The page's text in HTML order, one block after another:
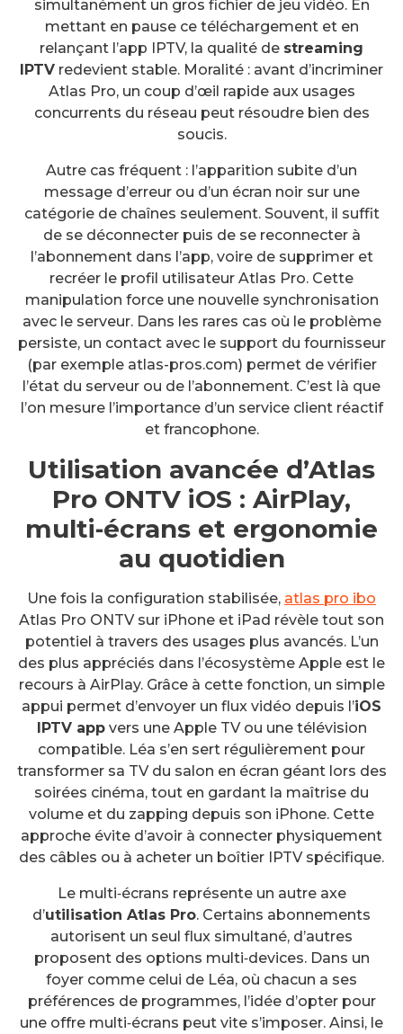
simultanément un gros fichier de jeu vidéo. En
mettant en pause ce téléchargement et en
relançant l’app IPTV, la qualité de streaming
IPTV redevient stable. Moralité : avant d’incriminer
Atlas Pro, un coup d’œil rapide aux usages
concurrents du réseau peut résoudre bien des
soucis.
Autre cas fréquent : l’apparition subite d’un
message d’erreur ou d’un écran noir sur une
catégorie de chaînes seulement. Souvent, il suffit
de se déconnecter puis de se reconnecter à
l’abonnement dans l’app, voire de supprimer et
recréer le profil utilisateur Atlas Pro. Cette
manipulation force une nouvelle synchronisation
avec le serveur. Dans les rares cas où le problème
persiste, un contact avec le support du fournisseur
(par exemple atlas-pros.com) permet de vérifier
l’état du serveur ou de l’abonnement. C’est là que
l’on mesure l’importance d’un service client réactif
et francophone.
Utilisation avancée d’Atlas
Pro ONTV iOS : AirPlay,
multi‑écrans et ergonomie
au quotidien
Une fois la configuration stabilisée, atlas pro ibo
Atlas Pro ONTV sur iPhone et iPad révèle tout son
potentiel à travers des usages plus avancés. L’un
des plus appréciés dans l’écosystème Apple est le
recours à AirPlay. Grâce à cette fonction, un simple
appui permet d’envoyer un flux vidéo depuis l’iOS
IPTV appvers une Apple TV ou une télévision
compatible. Léa s’en sert régulièrement pour
transformer sa TV du salon en écran géant lors des
soirées cinéma, tout en gardant la maîtrise du
volume et du zapping depuis son iPhone. Cette
approche évite d’avoir à connecter physiquement
des câbles ou à acheter un boîtier IPTV spécifique.
Le multi‑écrans représente un autre axe
d’utilisation Atlas Pro. Certains abonnements
autorisent un seul flux simultané, d’autres
proposent des options multi‑devices. Dans un
foyer comme celui de Léa, où chacun a ses
préférences de programmes, l’idée d’opter pour
une offre multi‑écrans peut vite s’imposer. Ainsi, le